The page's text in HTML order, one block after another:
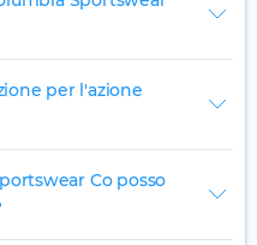
per l'azione
Co posso